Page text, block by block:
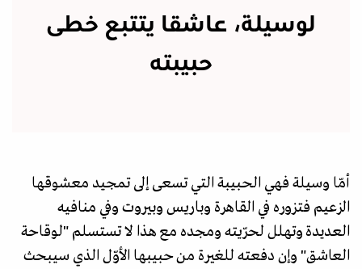
لوسيلة، عاشقا يتتبع خطى
حبيبته
أمّا وسيلة فهي الحبيبة التي تسعى إلى تمجيد معشوقها
الزعيم فتزوره في القاهرة وباريس وبيروت وفي منافيه
العديدة وتهلل لحرّيته ومجده مع هذا لا تستسلم "لوقاحة
العاشق" وإن دفعته للغيرة من حبيبها الأوّل الذي سيبحث